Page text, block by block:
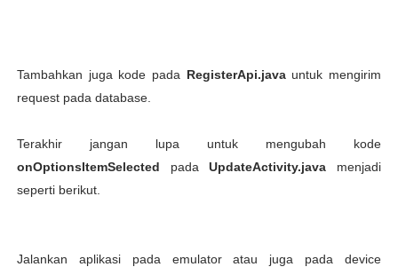
Tambahkan juga kode pada RegisterApi.javauntuk mengirim
request pada database.
Terakhir jangan lupa untuk mengubah kode
onOptionsItemSelected padaUpdateActivity.java menjadi
seperti berikut.
Jalankan aplikasi pada emulator atau juga pada device